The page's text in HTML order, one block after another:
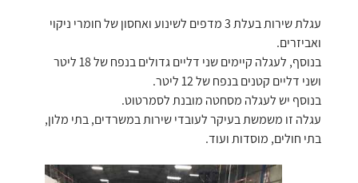
עגלת שירות בעלת 3 מדפים לשינוע ואחסון של חומרי ניקוי
ואביזרים.
בנוסף, לעגלה קיימים שני דליים גדולים בנפח של 18 ליטר
ושני דליים קטנים בנפח של 12 ליטר.
בנוסף יש לעגלה מסחטה מובנת לסמרטוט.
עגלה זו משמשת בעיקר לעובדי שירות במשרדים, בתי מלון,
בתי חולים, מוסדות ועוד.